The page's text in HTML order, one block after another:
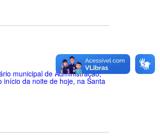
municipal de Administração,
da noite de hoje, na Santa